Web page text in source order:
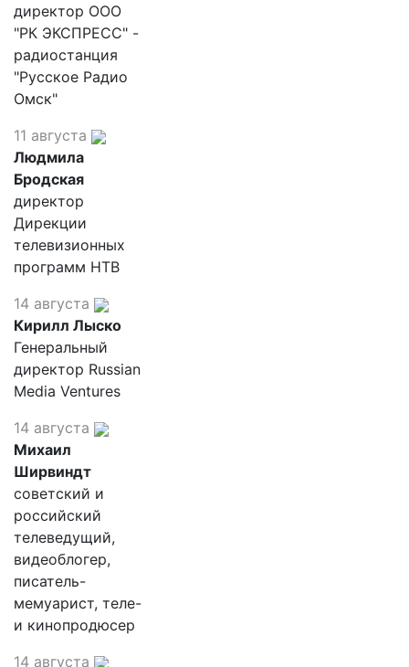
директор ООО
"РК ЭКСПРЕСС" -
радиостанция
"Русское Радио
Омск"
11 августа
Людмила
Бродская
директор
Дирекции
телевизионных
программ НТВ
14 августа
Кирилл Лыско
Генеральный
директор Russian
Media Ventures
14 августа
Михаил
Ширвиндт
советский и
российский
телеведущий,
видеоблогер,
писатель-
мемуарист, теле-
и кинопродюсер
14 августа